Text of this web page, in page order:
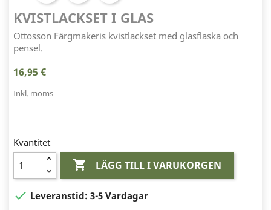
KVISTLACKSET I GLAS
Ottosson Färgmakeris kvistlackset med glasflaska och
pensel.
16,95 €
Inkl. moms
Kvantitet
 LÄGG TILL I VARUKORGEN
 Leveranstid: 3-5 Vardagar